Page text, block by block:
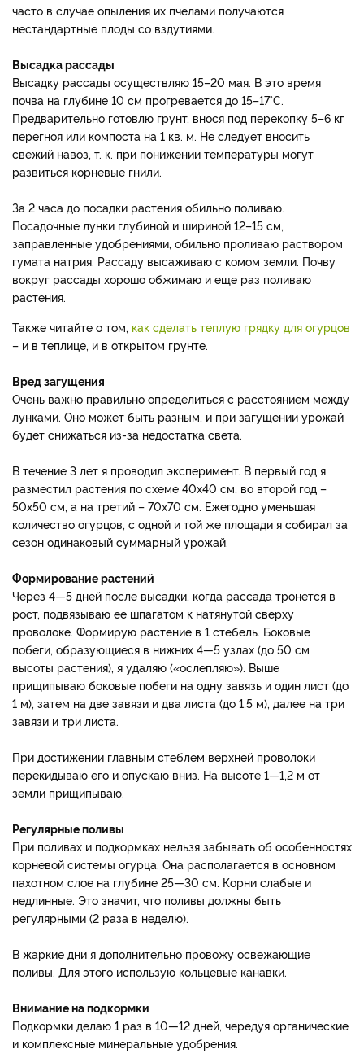
часто в случае опыления их пчелами получаются
нестандартные плоды со вздутиями.
Высадка рассады
Высадку рассады осуществляю 15–20 мая. В это время
почва на глубине 10 см прогревается до 15–17°С.
Предварительно готовлю грунт, внося под перекопку 5–6 кг
перегноя или компоста на 1 кв. м. Не следует вносить
свежий навоз, т. к. при понижении температуры могут
развиться корневые гнили.
За 2 часа до посадки растения обильно поливаю.
Посадочные лунки глубиной и шириной 12–15 см,
заправленные удобрениями, обильно проливаю раствором
гумата натрия. Рассаду высаживаю с комом земли. Почву
вокруг рассады хорошо обжимаю и еще раз поливаю
растения.
Также читайте о том, как сделать теплую грядку для огурцов
– и в теплице, и в открытом грунте.
Вред загущения
Очень важно правильно определиться с расстоянием между
лунками. Оно может быть разным, и при загущении урожай
будет снижаться из-за недостатка света.
В течение 3 лет я проводил эксперимент. В первый год я
разместил растения по схеме 40х40 см, во второй год –
50х50 см, а на третий – 70х70 см. Ежегодно уменьшая
количество огурцов, с одной и той же площади я собирал за
сезон одинаковый суммарный урожай.
Формирование растений
Через 4—5 дней после высадки, когда рассада тронется в
рост, подвязываю ее шпагатом к натянутой сверху
проволоке. Формирую растение в 1 стебель. Боковые
побеги, образующиеся в нижних 4—5 узлах (до 50 см
высоты растения), я удаляю («ослепляю»). Выше
прищипываю боковые побеги на одну завязь и один лист (до
1 м), затем на две завязи и два листа (до 1,5 м), далее на три
завязи и три листа.
При достижении главным стеблем верхней проволоки
перекидываю его и опускаю вниз. На высоте 1—1,2 м от
земли прищипываю.
Регулярные поливы
При поливах и подкормках нельзя забывать об особенностях
корневой системы огурца. Она располагается в основном
пахотном слое на глубине 25—30 см. Корни слабые и
недлинные. Это значит, что поливы должны быть
регулярными (2 раза в неделю).
В жаркие дни я дополнительно провожу освежающие
поливы. Для этого использую кольцевые канавки.
Внимание на подкормки
Подкормки делаю 1 раз в 10—12 дней, чередуя органические
и комплексные минеральные удобрения.